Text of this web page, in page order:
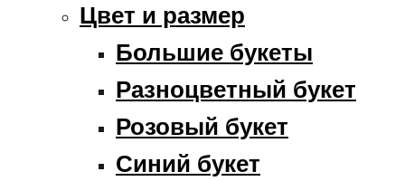
Цвет и размер
Большие букеты
Разноцветный букет
Розовый букет
Синий букет